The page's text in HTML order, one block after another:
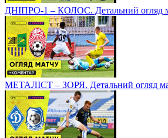
ДНІПРО-1 – КОЛОС. Детальний огляд
МЕТАЛІСТ – ЗОРЯ. Детальний огляд